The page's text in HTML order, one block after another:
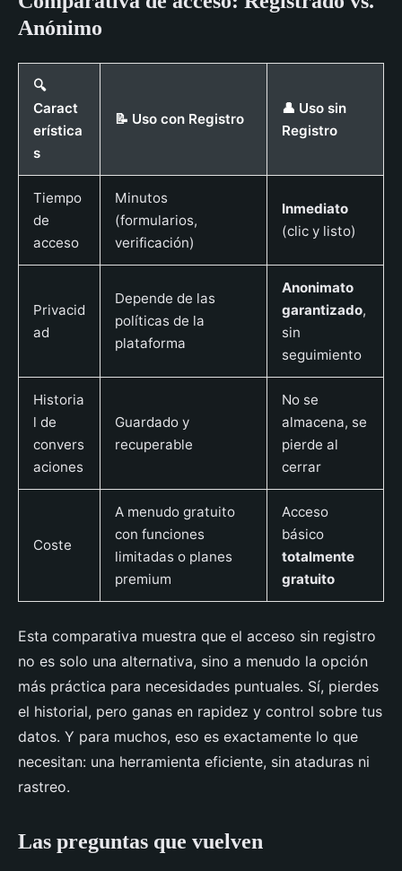
Anónimo
🔍
Caract
erística
s
📝 Uso con Registro
👤 Uso sin
Registro
Tiempo
de
acceso
Minutos
(formularios,
verificación)
Inmediato
(clic y listo)
Privacid
ad
Depende de las
políticas de la
plataforma
Anonimato
garantizado,
sin
seguimiento
Historia
l de
convers
aciones
Guardado y
recuperable
No se
almacena, se
pierde al
cerrar
Coste
A menudo gratuito
con funciones
limitadas o planes
premium
Acceso
básico
totalmente
gratuito
Esta comparativa muestra que el acceso sin registro
no es solo una alternativa, sino a menudo la opción
más práctica para necesidades puntuales. Sí, pierdes
el historial, pero ganas en rapidez y control sobre tus
datos. Y para muchos, eso es exactamente lo que
necesitan: una herramienta eficiente, sin ataduras ni
rastreo.
Las preguntas que vuelven